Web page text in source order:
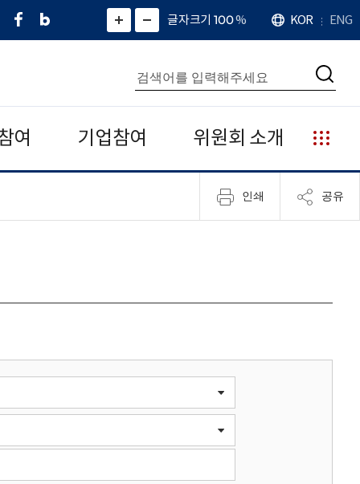
페
네
그
)
화
면
면
소
확
대
치
글자크기 100%
언
어
KOR ENG
통
합
검
색
검
여 기업참여 위원회 소개
누
리
집
안
인쇄 공유